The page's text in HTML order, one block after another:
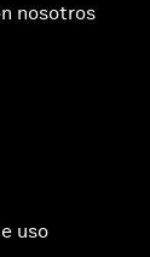
nosotros
uso